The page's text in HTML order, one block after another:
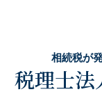
相続税が
税理士法